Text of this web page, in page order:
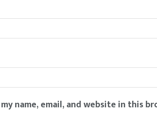
my name, email, and website in this